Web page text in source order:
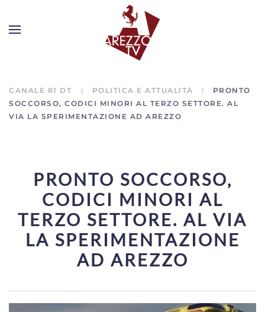
CANALE 81 DT POLITICA E ATTUALITÀ
PRONTO
SOCCORSO, CODICI MINORI AL TERZO SETTORE. AL
VIA LA SPERIMENTAZIONE AD AREZZO
PRONTO SOCCORSO,
CODICI MINORI AL
TERZO SETTORE. AL VIA
LA SPERIMENTAZIONE
AD AREZZO